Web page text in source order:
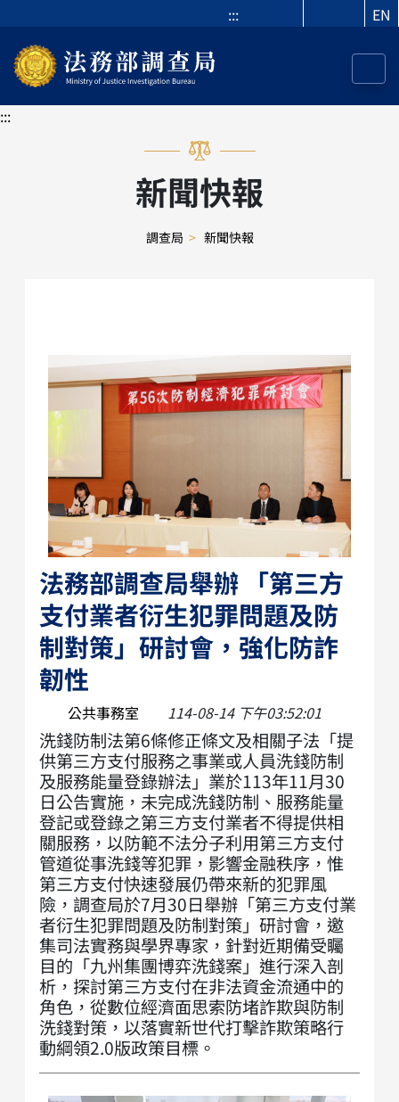
::: EN
:::
新聞快報
調查局 > 新聞快報
法務部調查局舉辦 「第三方
支付業者衍生犯罪問題及防
制對策」研討會，強化防詐
韌性
公共事務室 114-08-14 下午03:52:01
洗錢防制法第6條修正條文及相關子法「提
供第三方支付服務之事業或人員洗錢防制
及服務能量登錄辦法」業於113年11月30
日公告實施，未完成洗錢防制、服務能量
登記或登錄之第三方支付業者不得提供相
關服務，以防範不法分子利用第三方支付
管道從事洗錢等犯罪，影響金融秩序，惟
第三方支付快速發展仍帶來新的犯罪風
險，調查局於7月30日舉辦「第三方支付業
者衍生犯罪問題及防制對策」研討會，邀
集司法實務與學界專家，針對近期備受矚
目的「九州集團博弈洗錢案」進行深入剖
析，探討第三方支付在非法資金流通中的
角色，從數位經濟面思索防堵詐欺與防制
洗錢對策，以落實新世代打擊詐欺策略行
動綱領2.0版政策目標。